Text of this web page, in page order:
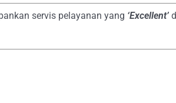
servis pelayanan yang ‘Excellent’